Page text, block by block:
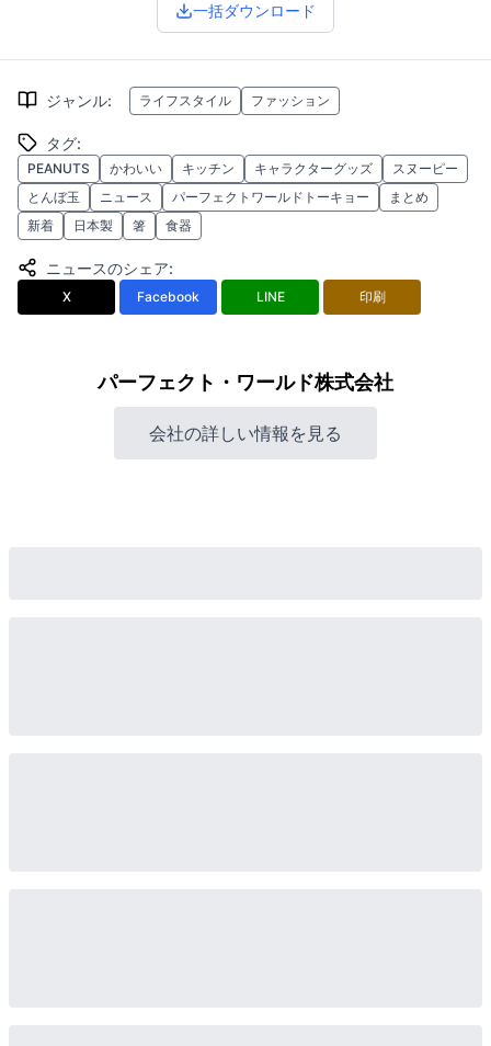
一括ダウンロード
ジャンル: ライフスタイル ファッション
タグ:
PEANUTS かわいい キッチン キャラクターグッズ
スヌーピー
とんぼ玉
ニュース パーフェクトワールドトーキョー
まとめ
新着
日本製 箸 食器
ニュースのシェア:
X Facebook LINE 印刷
パーフェクト・ワールド株式会社
会社の詳しい情報を見る